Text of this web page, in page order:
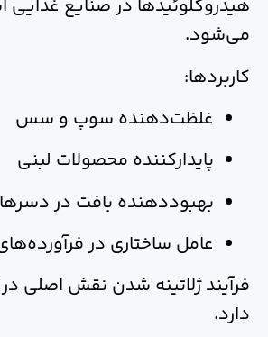
هیدروکلوئیدها در صنایع غذایی
می‌شود.
کاربردها:
غلظت‌دهنده سوپ و سس
پایدارکننده محصولات لبنی
بهبوددهنده بافت در دسرها
عامل ساختاری در
فرآیند ژلاتینه شدن نقش اصلی در
دارد.